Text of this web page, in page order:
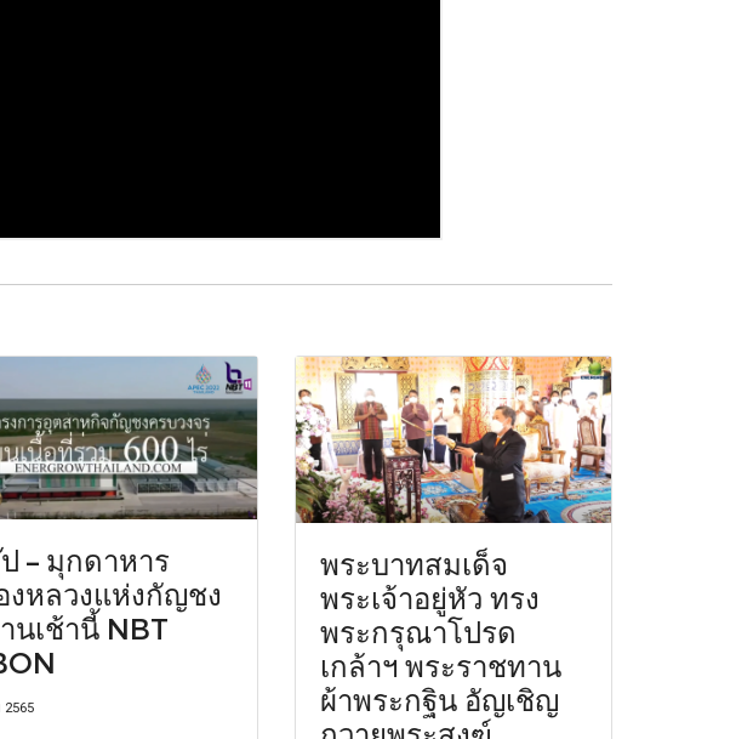
– มุกดาหาร
งหลวงแห่งกัญชง
นเช้านี้ NBT
2565
พระบาทสมเด็จ
พระเจ้าอยู่หัว ทรง
พระกรุณาโปรด
เกล้าฯ พระราชทาน
ผ้าพระกฐิน อัญเชิญ